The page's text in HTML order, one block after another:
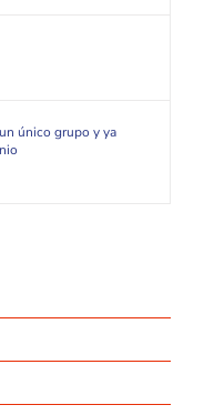
único grupo y ya